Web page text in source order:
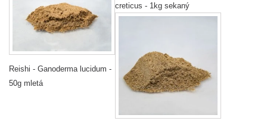
Reishi - Ganoderma lucidum -
50g mletá
creticus - 1kg sekaný